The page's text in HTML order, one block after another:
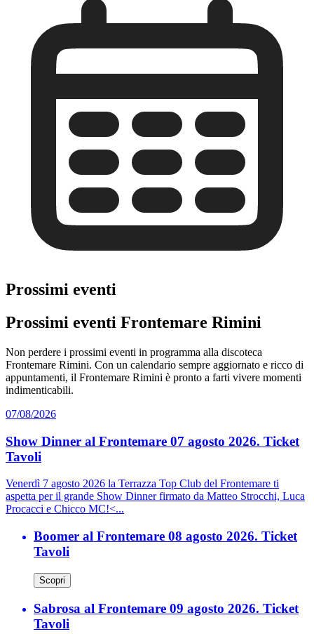
Prossimi eventi
Prossimi eventi Frontemare Rimini
Non perdere i prossimi eventi in programma alla discoteca
Frontemare Rimini. Con un calendario sempre aggiornato e ricco di
appuntamenti, il Frontemare Rimini è pronto a farti vivere momenti
indimenticabili.
07/08/2026
Show Dinner al Frontemare 07 agosto 2026. Ticket
Tavoli
Venerdì 7 agosto 2026 la Terrazza Top Club del Frontemare ti
aspetta per il grande Show Dinner firmato da Matteo Strocchi, Luca
Procacci e Chicco MC!<...
Boomer al Frontemare 08 agosto 2026. Ticket
Tavoli
Scopri
Sabrosa al Frontemare 09 agosto 2026. Ticket
Tavoli